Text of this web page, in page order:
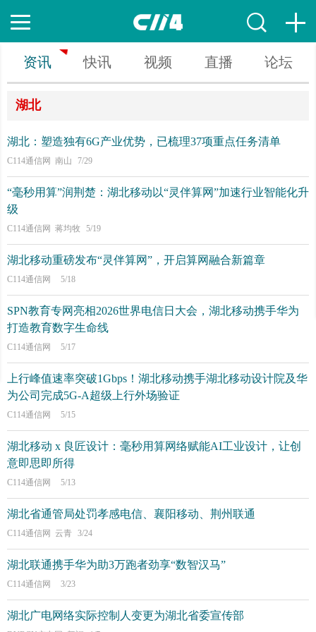
资讯 快讯 视频 直播 论坛
湖北
湖北：塑造独有6G产业优势，已梳理37项重点任务清单
C114通信网 南山 7/29
“毫秒用算”润荆楚：湖北移动以“灵伴算网”加速行业智能化升
级
C114通信网 蒋均牧 5/19
湖北移动重磅发布“灵伴算网”，开启算网融合新篇章
C114通信网 5/18
SPN教育专网亮相2026世界电信日大会，湖北移动携手华为
打造教育数字生命线
C114通信网 5/17
上行峰值速率突破1Gbps！湖北移动携手湖北移动设计院及华
为公司完成5G-A超级上行外场验证
C114通信网 5/15
湖北移动 x 良匠设计：毫秒用算网络赋能AI工业设计，让创
意即思即所得
C114通信网 5/13
湖北省通管局处罚孝感电信、襄阳移动、荆州联通
C114通信网 云青 3/24
湖北联通携手华为助3万跑者劲享“数智汉马”
C114通信网 3/23
湖北广电网络实际控制人变更为湖北省委宣传部